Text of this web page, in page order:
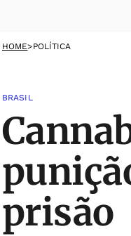
HOME>POLÍTICA
BRASIL
prisão